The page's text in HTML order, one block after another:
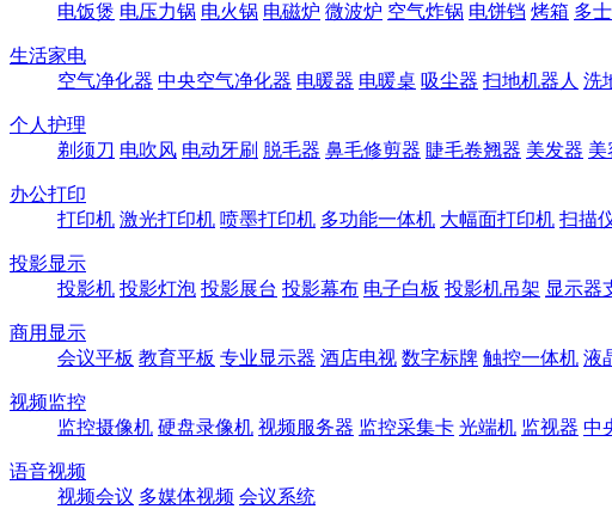
电饭煲 电压力锅 电火锅 电磁炉 微波炉 空气炸锅 电饼铛 烤箱 多
生活家电
空气净化器 中央空气净化器 电暖器 电暖桌 吸尘器 扫地机器人 洗
个人护理
剃须刀 电吹风 电动牙刷 脱毛器 鼻毛修剪器 睫毛卷翘器 美发器 美
办公打印
打印机 激光打印机 喷墨打印机 多功能一体机 大幅面打印机 扫描
投影显示
投影机 投影灯泡 投影展台 投影幕布 电子白板 投影机吊架 显示器
商用显示
会议平板 教育平板 专业显示器 酒店电视 数字标牌 触控一体机 液
视频监控
监控摄像机 硬盘录像机 视频服务器 监控采集卡 光端机 监视器 中
语音视频
视频会议 多媒体视频 会议系统